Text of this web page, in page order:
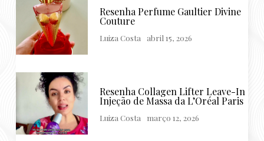
Resenha Perfume Gaultier Divine
Couture
Luiza Costa abril 15, 2026
Resenha Collagen Lifter Leave-In
Injeção de Massa da L’Oréal Paris
Luiza Costa março 12, 2026